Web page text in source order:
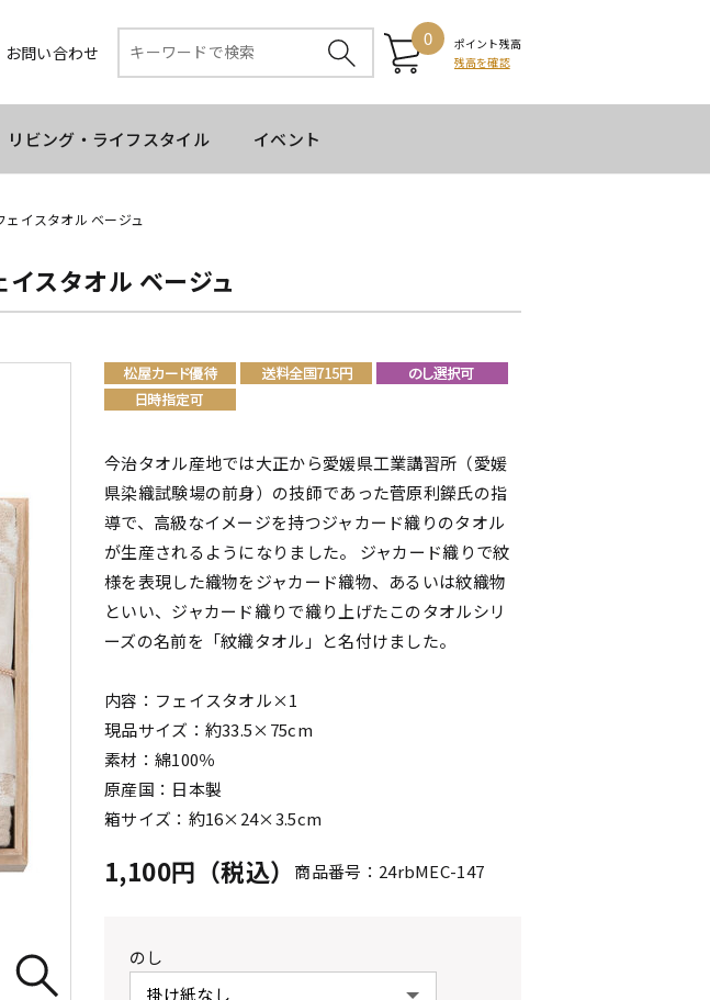
お問い合わせ
0
ポイント残高
残高を確認
リビング・ライフスタイル イベント
イスタオル ベージュ
スタオル ベージュ
今治タオル産地では大正から愛媛県工業講習所（愛媛
県染織試験場の前身）の技師であった菅原利鑅氏の指
導で、高級なイメージを持つジャカード織りのタオル
が生産されるようになりました。 ジャカード織りで紋
様を表現した織物をジャカード織物、あるいは紋織物
といい、ジャカード織りで織り上げたこのタオルシリ
ーズの名前を「紋織タオル」と名付けました。
内容：フェイスタオル×1
現品サイズ：約33.5×75cm
素材：綿100％
原産国：日本製
箱サイズ：約16×24×3.5cm
1,100円（税込） 商品番号：24rbMEC-147
のし